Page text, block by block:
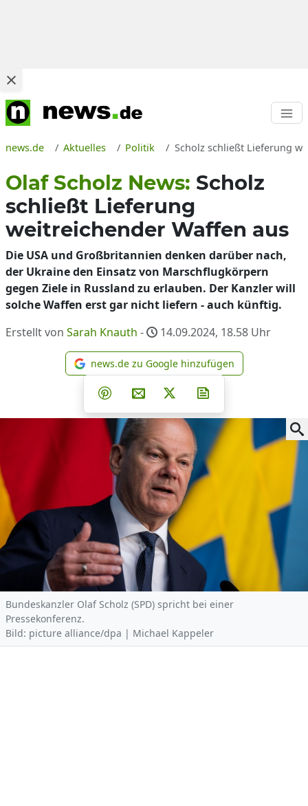
news.de Aktuelles Politik Scholz schließt Lieferung
Olaf Scholz News: Scholz
schließt Lieferung
weitreichender Waffen aus
Die USA und Großbritannien denken darüber nach,
der Ukraine den Einsatz von Marschflugkörpern
gegen Ziele in Russland zu erlauben. Der Kanzler will
solche Waffen erst gar nicht liefern - auch künftig.
Erstellt von Sarah Knauth - 14.09.2024, 18.58 Uhr
news.de zu Google
news.de zu Google hinzufügen
Teilen auf Facebook
Teilen auf Whatsapp
Teilen auf Telegram
Teilen auf Pinterest
Per E-Mail teilen
Post auf X
Bundeskanzler Olaf Scholz (SPD) spricht bei einer
Pressekonferenz.
Bild: picture alliance/dpa | Michael Kappeler